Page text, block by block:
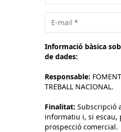
Informació bàsica
de dades:
Responsable:
TREBALL NACIONAL.
Finalitat: Subscripció
informatiu i, si escau,
prospecció comercial.